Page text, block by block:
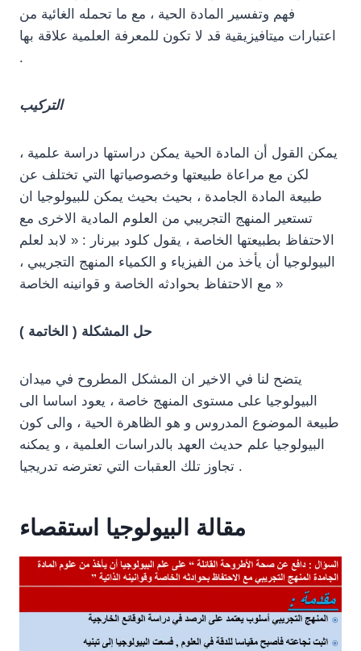
فهم وتفسير المادة الحية ، مع ما تحمله الغائية من
اعتبارات ميتافيزيقية قد لا تكون للمعرفة العلمية علاقة بها
.
التركيب
يمكن القول أن المادة الحية يمكن دراستها دراسة علمية ،
لكن مع مراعاة طبيعتها وخصوصياتها التي تختلف عن
طبيعة المادة الجامدة ، بحيث بحيث يمكن للبيولوجيا ان
تستعير المنهج التجريبي من العلوم المادية الاخرى مع
الاحتفاظ بطبيعتها الخاصة ، يقول كلود بيرنار : « لابد لعلم
البيولوجيا أن يأخذ من الفيزياء و الكمياء المنهج التجريبي ،
مع الاحتفاظ بحوادثه الخاصة و قوانينه الخاصة »
حل المشكلة ( الخاتمة )
يتضح لنا في الاخير ان المشكل المطروح في ميدان
البيولوجيا على مستوى المنهج خاصة ، يعود اساسا الى
طبيعة الموضوع المدروس و هو الظاهرة الحية ، والى كون
البيولوجيا علم حديث العهد بالدراسات العلمية ، و يمكنه
تجاوز تلك العقبات التي تعترضه تدريجيا .
مقالة البيولوجيا استقصاء